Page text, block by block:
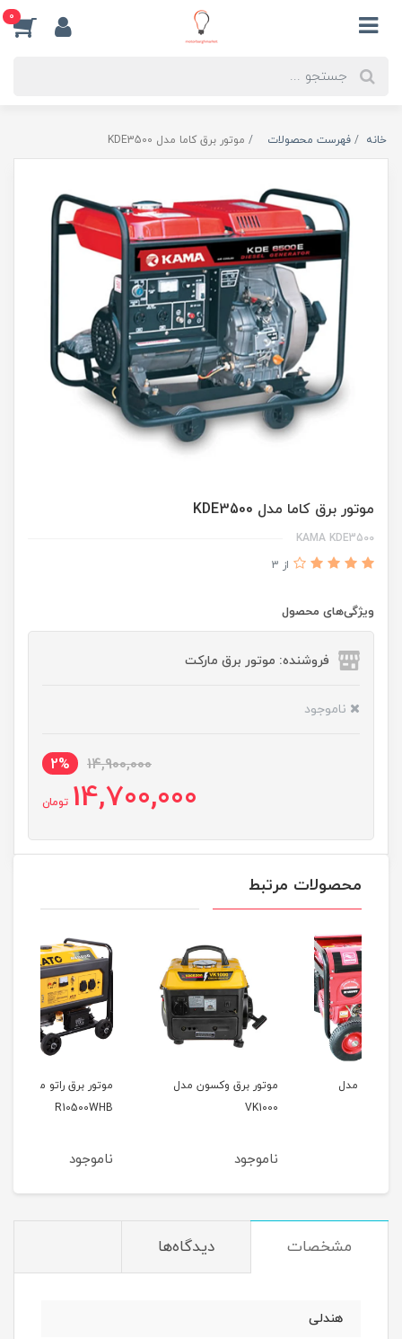
0
خانه فهرست محصولات موتور برق کاما مدل KDE3500
موتور برق کاما مدل KDE3500
KAMA KDE3500
از 3
ویژگی‌های محصول
فروشنده: موتور برق مارکت
ناموجود
14,900,000
2%
14,700,000 تومان
محصولات مرتبط
موتور برق وکسون مدل
موتور برق راتو مدل
مشخصات دیدگاه‌ها
هندلی